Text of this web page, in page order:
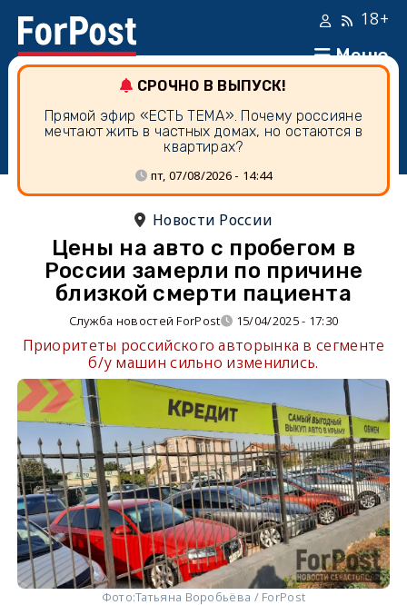
Меню
18+
СРОЧНО В ВЫПУСК!
Прямой эфир «ЕСТЬ ТЕМА». Почему россияне
мечтают жить в частных домах, но остаются в
квартирах?
пт, 07/08/2026 - 14:44
Новости России
Цены на авто с пробегом в
России замерли по причине
близкой смерти пациента
Служба новостей ForPost 15/04/2025 - 17:30
Приоритеты российского авторынка в сегменте
б/у машин сильно изменились.
Фото:Татьяна Воробьёва / ForPost